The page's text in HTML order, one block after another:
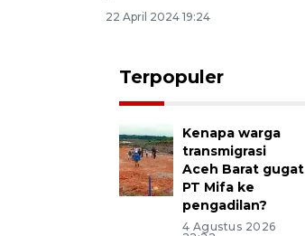
22 April 2024 19:24
Terpopuler
Kenapa warga
transmigrasi
Aceh Barat gugat
PT Mifa ke
pengadilan?
4 Agustus 2026